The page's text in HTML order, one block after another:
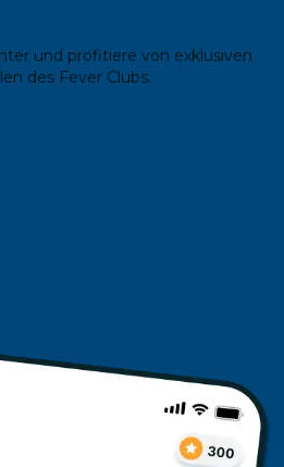
und profitiere von exklusiven
des Fever Clubs.